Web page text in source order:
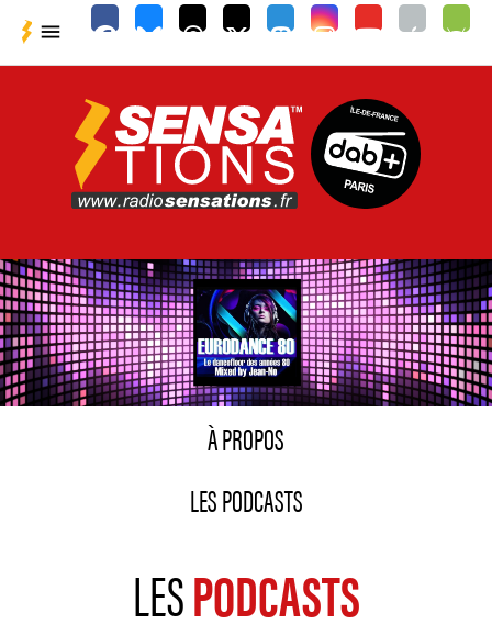

À PROPOS
LES PODCASTS
LESPODCASTS